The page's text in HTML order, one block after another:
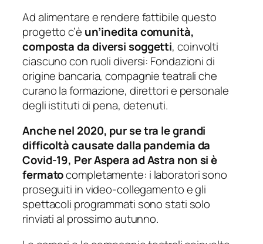
Ad alimentare e rendere fattibile questo
progetto c’è un’inedita comunità,
composta da diversi soggetti, coinvolti
ciascuno con ruoli diversi: Fondazioni di
origine bancaria, compagnie teatrali che
curano la formazione, direttori e personale
degli istituti di pena, detenuti.
Anche nel 2020, pur se tra le grandi
difficoltà causate dalla pandemia da
Covid-19, Per Aspera ad Astra non si è
fermatocompletamente: i laboratori sono
proseguiti in video-collegamento e gli
spettacoli programmati sono stati solo
rinviati al prossimo autunno.